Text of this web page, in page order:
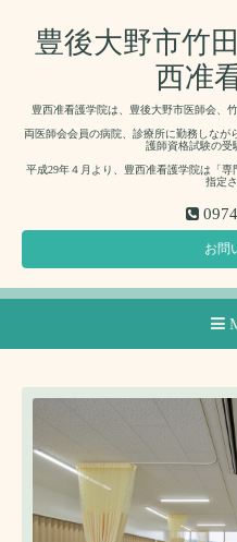
豊後大野市竹
西准
豊西准看護学院は、豊後大野市医師会、
両医師会会員の病院、診療所に勤務しなが
護師資格試験の受
平成29年４月より、豊西准看護学院は「
指定
お問